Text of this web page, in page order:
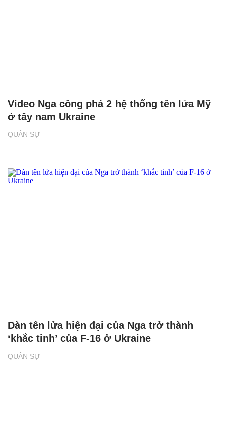
QUÂN SỰ
Video Nga công phá 2 hệ thống tên lửa Mỹ
ở tây nam Ukraine
QUÂN SỰ
Dàn tên lửa hiện đại của Nga trở thành
‘khắc tinh’ của F-16 ở Ukraine